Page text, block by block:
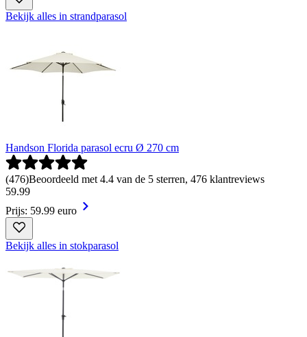
Bekijk alles in strandparasol
Handson Florida parasol ecru Ø 270 cm
(476)Beoordeeld met 4.4 van de 5 sterren, 476 klantreviews
59.99
Prijs: 59.99 euro
Bekijk alles in stokparasol